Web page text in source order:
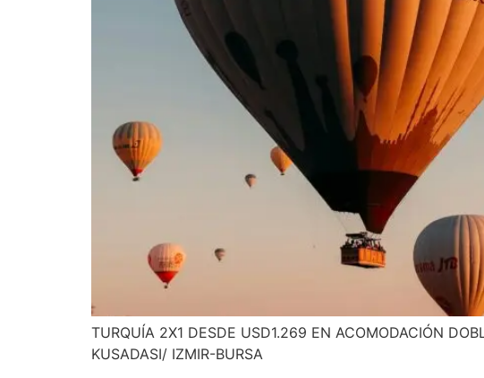
TURQUÍA 2X1 DESDE USD1.269 EN ACOMODACIÓN
KUSADASI/ IZMIR-BURSA